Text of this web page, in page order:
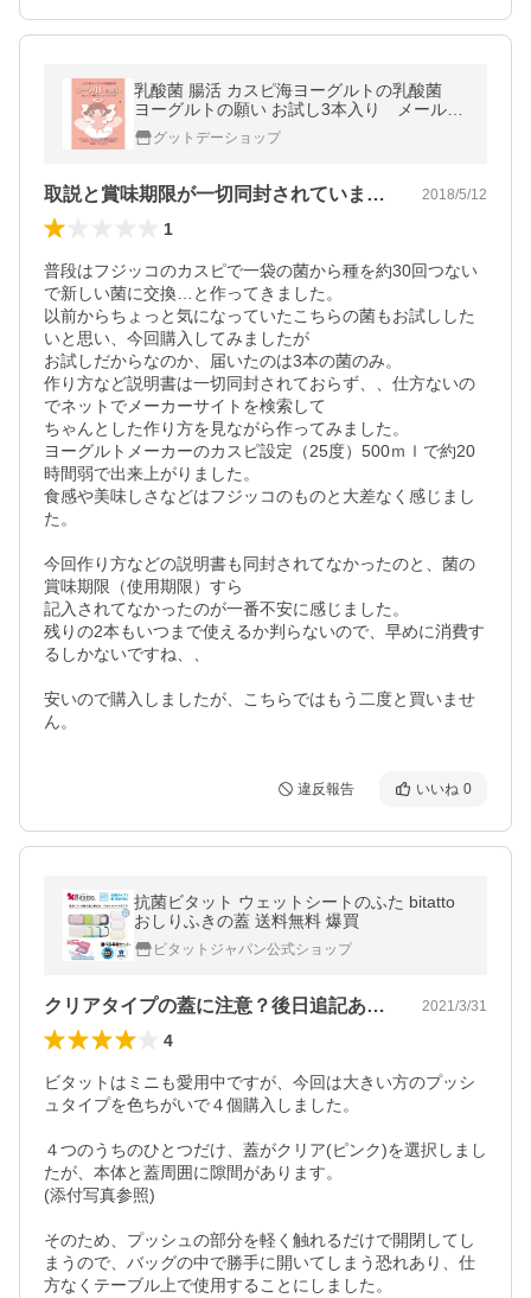
乳酸菌 腸活 カスピ海ヨーグルトの乳酸菌
ヨーグルトの願い お試し3本入り メール便
ＯＫグットデーショップ
取説と賞味期限が一切同封されていません。 2018/5/12
1
普段はフジッコのカスピで一袋の菌から種を約30回つない
で新しい菌に交換…と作ってきました。
以前からちょっと気になっていたこちらの菌もお試しした
いと思い、今回購入してみましたが
お試しだからなのか、届いたのは3本の菌のみ。
作り方など説明書は一切同封されておらず、、仕方ないの
でネットでメーカーサイトを検索して
ちゃんとした作り方を見ながら作ってみました。
ヨーグルトメーカーのカスピ設定（25度）500ｍｌで約20
時間弱で出来上がりました。
食感や美味しさなどはフジッコのものと大差なく感じまし
た。
今回作り方などの説明書も同封されてなかったのと、菌の
賞味期限（使用期限）すら
記入されてなかったのが一番不安に感じました。
残りの2本もいつまで使えるか判らないので、早めに消費す
るしかないですね、、
安いので購入しましたが、こちらではもう二度と買いませ
ん。
違反報告 いいね 0
抗菌ビタット ウェットシートのふた bitatto
おしりふきの蓋 送料無料 爆買
ビタットジャパン公式ショップ
クリアタイプの蓋に注意？後日追記あり！ 2021/3/31
4
ビタットはミニも愛用中ですが、今回は大きい方のプッシ
ュタイプを色ちがいで４個購入しました。
４つのうちのひとつだけ、蓋がクリア(ピンク)を選択しまし
たが、本体と蓋周囲に隙間があります。
(添付写真参照)
そのため、プッシュの部分を軽く触れるだけで開閉してし
まうので、バッグの中で勝手に開いてしまう恐れあり、仕
方なくテーブル上で使用することにしました。